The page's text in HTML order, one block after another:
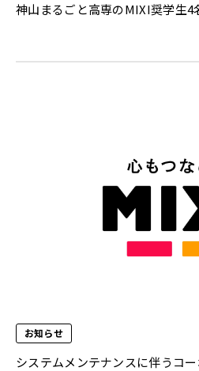
神山まるごと高専のMIXI奨学生4
お知らせ
システムメンテナンスに伴うコ